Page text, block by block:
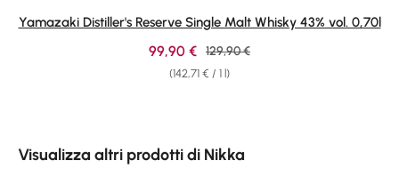
Average rating of 4.81 out of 5 stars
Yamazaki Distiller's Reserve Single Malt Whisky 43% vol. 0,70l
(142,71 € / 1 l)
Sale price:
99,90 € Regular price:
129,90 €
Visualizza altri prodotti di Nikka